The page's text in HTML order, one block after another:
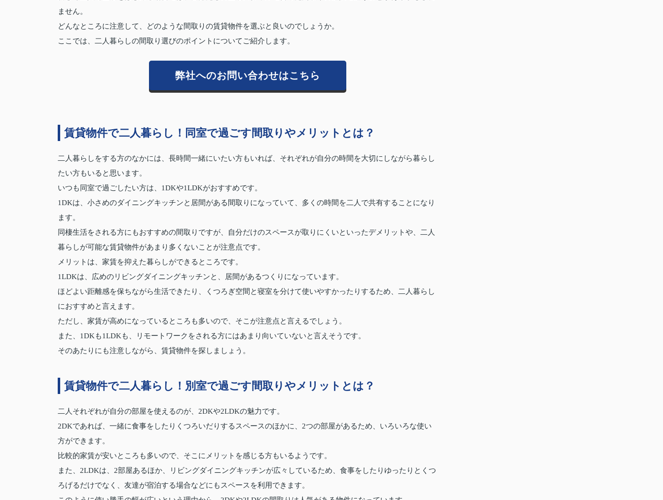
ません。
どんなところに注意して、どのような間取りの賃貸物件を選ぶと良いのでしょうか。
ここでは、二人暮らしの間取り選びのポイントについてご紹介します。
弊社へのお問い合わせはこちら
賃貸物件で二人暮らし！同室で過ごす間取りやメリットとは？
二人暮らしをする方のなかには、長時間一緒にいたい方もいれば、それぞれが自分の時間を大切にしながら暮らし
たい方もいると思います。
いつも同室で過ごしたい方は、1DKや1LDKがおすすめです。
1DKは、小さめのダイニングキッチンと居間がある間取りになっていて、多くの時間を二人で共有することになり
ます。
同棲生活をされる方にもおすすめの間取りですが、自分だけのスペースが取りにくいといったデメリットや、二人
暮らしが可能な賃貸物件があまり多くないことが注意点です。
メリットは、家賃を抑えた暮らしができるところです。
1LDKは、広めのリビングダイニングキッチンと、居間があるつくりになっています。
ほどよい距離感を保ちながら生活できたり、くつろぎ空間と寝室を分けて使いやすかったりするため、二人暮らし
におすすめと言えます。
ただし、家賃が高めになっているところも多いので、そこが注意点と言えるでしょう。
また、1DKも1LDKも、リモートワークをされる方にはあまり向いていないと言えそうです。
そのあたりにも注意しながら、賃貸物件を探しましょう。
賃貸物件で二人暮らし！別室で過ごす間取りやメリットとは？
二人それぞれが自分の部屋を使えるのが、2DKや2LDKの魅力です。
2DKであれば、一緒に食事をしたりくつろいだりするスペースのほかに、2つの部屋があるため、いろいろな使い
方ができます。
比較的家賃が安いところも多いので、そこにメリットを感じる方もいるようです。
また、2LDKは、2部屋あるほか、リビングダイニングキッチンが広々しているため、食事をしたりゆったりとくつ
ろげるだけでなく、友達が宿泊する場合などにもスペースを利用できます。